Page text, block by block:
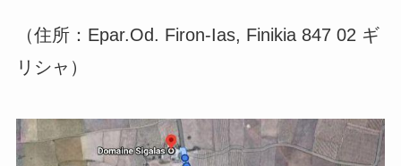
（住所：Epar.Od. Firon-Ias, Finikia 847 02 ギ
リシャ）